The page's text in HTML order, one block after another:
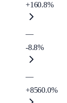
+160.8%
—
-8.8%
—
+8560.0%